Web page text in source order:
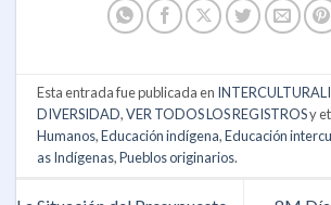
Esta entrada fue publicada en
DIVERSIDAD,VER TODOS LOS REGISTROSy
Humanos,Educación indígena,Educación
as Indígenas,Pueblos originarios.